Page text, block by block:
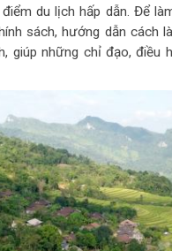
du lịch hấp dẫn. Để
sách, hướng dẫn cách
giúp những chỉ đạo, điều